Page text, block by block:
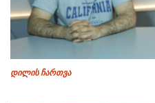
დილის ჩართვა